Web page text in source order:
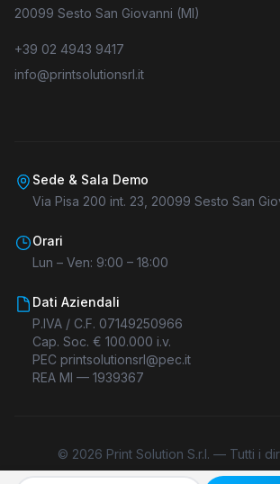
20099 Sesto San Giovanni (MI)
+39 02 4943 9417
info@printsolutionsrl.it
Sede & Sala Demo
Via Pisa 200 int. 23, 20099 Sesto San
Orari
Lun – Ven: 9:00 – 18:00
Dati Aziendali
P.IVA / C.F. 07149250966
Cap. Soc. € 100.000 i.v.
PEC printsolutionsrl@pec.it
REA MI — 1939367
© 2026 Print Solution S.r.l. — Tutti i